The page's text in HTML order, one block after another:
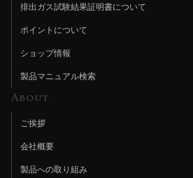
排出ガス試験結果証明書について
ポイントについて
ショップ情報
製品マニュアル検索
About
ご挨拶
会社概要
製品への取り組み